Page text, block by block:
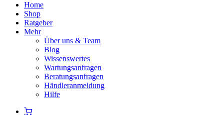
Home
Shop
Ratgeber
Mehr
Über uns & Team
Blog
Wissenswertes
Wartungsanfragen
Beratungsanfragen
Händleranmeldung
Hilfe